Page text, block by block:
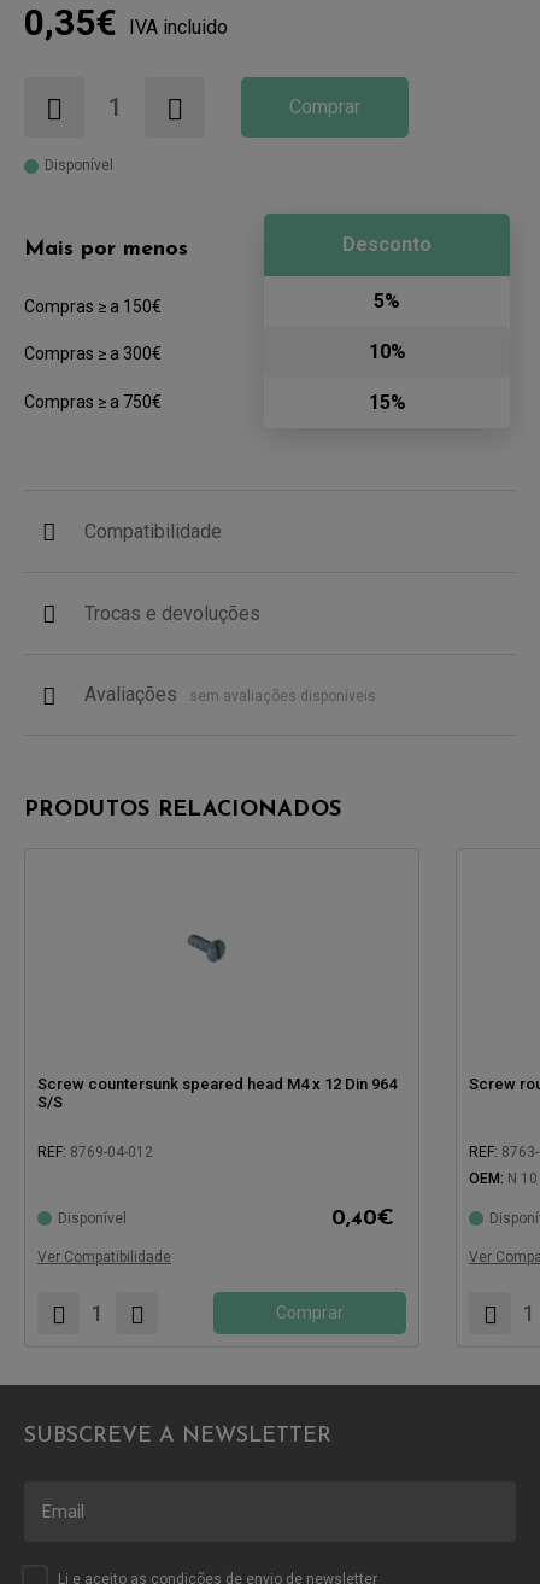
0,35€ IVA incluido
Comprar
Disponível
Mais por menos
Compras ≥ a 150€
Compras ≥ a 300€
Compras ≥ a 750€
Desconto
5%
10%
15%
Compatibilidade
Trocas e devoluções
Avaliações sem avaliações disponíveis
PRODUTOS RELACIONADOS
Screw countersunk speared head M4 x 12 Din 964
S/S
REF: 8769-04-012
Disponível 0,40€
Ver Compatibilidade
Comprar
Screw
REF:
OEM: N
Ver
SUBSCREVE A NEWSLETTER
Li e aceito as condições de envio de newsletter